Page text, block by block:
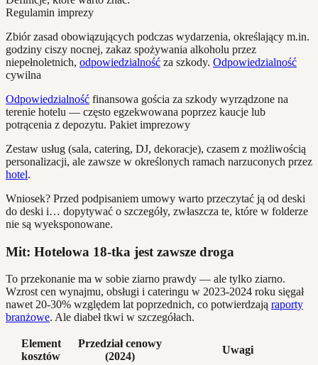
Regulamin imprezy
Zbiór zasad obowiązujących podczas wydarzenia, określający m.in.
godziny ciszy nocnej, zakaz spożywania alkoholu przez
niepełnoletnich, odpowiedzialność za szkody. Odpowiedzialność
cywilna
Odpowiedzialność finansowa gościa za szkody wyrządzone na
terenie hotelu — często egzekwowana poprzez kaucje lub
potrącenia z depozytu. Pakiet imprezowy
Zestaw usług (sala, catering, DJ, dekoracje), czasem z możliwością
personalizacji, ale zawsze w określonych ramach narzuconych przez
hotel.
Wniosek? Przed podpisaniem umowy warto przeczytać ją od deski
do deski i… dopytywać o szczegóły, zwłaszcza te, które w folderze
nie są wyeksponowane.
Mit: Hotelowa 18-tka jest zawsze droga
To przekonanie ma w sobie ziarno prawdy — ale tylko ziarno.
Wzrost cen wynajmu, obsługi i cateringu w 2023-2024 roku sięgał
nawet 20-30% względem lat poprzednich, co potwierdzają raporty
branżowe. Ale diabeł tkwi w szczegółach.
Element
kosztów
Przedział cenowy
(2024)
Uwagi